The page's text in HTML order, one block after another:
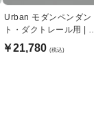
Urban モダンペンダン
ト・ダクトレール用 | サ
テンブラック
￥21,780 (税込)